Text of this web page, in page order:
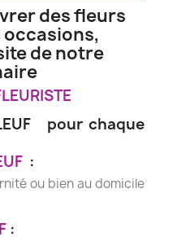
des fleurs
de notre
pour chaque
:
ou bien au domicile
: